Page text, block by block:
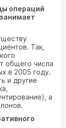
операций
Так,
общего числа
в 2005 году.
и другие
а